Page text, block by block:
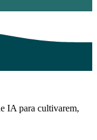
IA para cultivarem,